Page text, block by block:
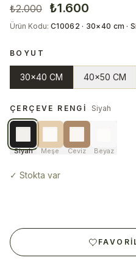
₺2.000 ₺1.600
Ürün Kodu: C10062 · 30×40 cm ·
BOYUT
30x40 CM 40x50 CM
ÇERÇEVE RENGI Siyah
Siyah Meşe Ceviz Beyaz
✓ Stokta var